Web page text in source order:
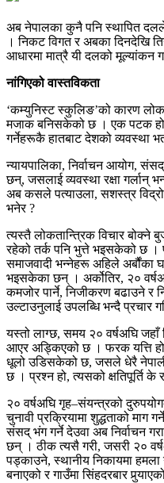
अब नेपालका कुनै पनि स्थापित दलले
। निकट विगत र अबका दिनदेखि
आधारमा मात्रै यी दलको मूल्यांकन
नांगिएको वास्तविकता
‘कम्युनिस्ट स्कुलिङ’को कारण
मजाक बनिसकेको छ । एक पटक
गर्नेहरूकै हातबाट देशको व्यवस्था
न्यायपालिका, निर्वाचन आयोग,
छन्, जसलाई व्यवस्था रक्षा गर्लान्
अब कसले पत्याउला, सशस्त्र
भनेर ?
त्यस्तै लोकतान्त्रिक विचार बोक्ने
रहेको तर्क पनि भुत्ते भइसकेको छ ।
समाजवादी भन्नेहरू अहिले अर्बौंका
भइसकेका छन् । अर्कोतिर, २०
कमजोर पार्ने, निजीकरण बढाउने
उल्टाउनुलाई उपलब्धि भन्दै प्रचार
यस्तो लाग्छ, समय २० वर्षअघि जहाँ
आएर अड्किएको छ । फरक यत्ति
धूलो उडिसकेको छ, जसले धेरै नेपाली
छ । प्रश्न हो, त्यसको क्षतिपूर्ति
२० वर्षअघि गृह–संयन्त्रको
चुनावी प्रक्रियामा शुद्धताको माग
संसद् भंग गर्ने देउवा अब निर्वाचन
छन् । ठीक त्यसै गरी, जसरी २०
पड्काउने, स्थानीय निकायमा
बनाएको र गाउँमा सिंहदरबार